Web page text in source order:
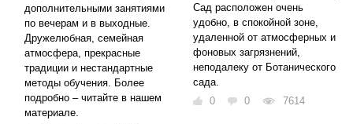
дополнительными занятиями
по вечерам и в выходные.
Дружелюбная, семейная
атмосфера, прекрасные
традиции и нестандартные
методы обучения. Более
подробно – читайте в нашем
материале.
Сад расположен очень
удобно, в спокойной зоне,
удаленной от атмосферных и
фоновых загрязнений,
неподалеку от Ботанического
сада.
0
0 7614